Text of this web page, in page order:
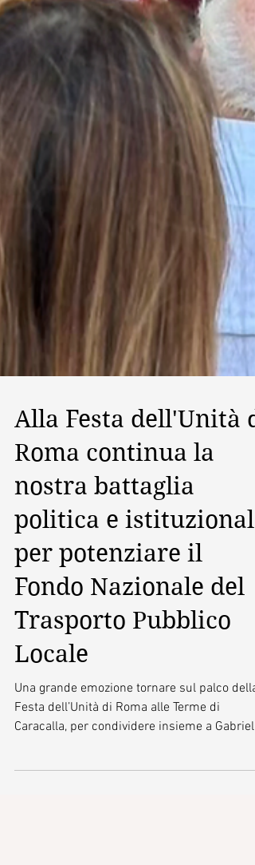
Alla Festa dell'Unità di
Roma continua la
nostra battaglia
politica e istituzionale
per potenziare il
Fondo Nazionale del
Trasporto Pubblico
Locale
Una grande emozione tornare sul palco della
Festa dell’Unità di Roma alle Terme di
Cerami,...